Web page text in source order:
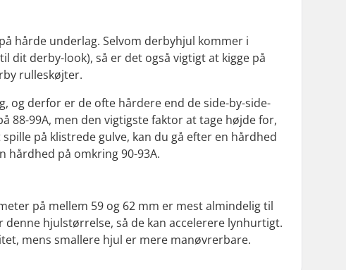
hårde underlag. Selvom derbyhjul kommer i
dit derby-look), så er det også vigtigt at kigge på
rulleskøjter.
og derfor er de ofte hårdere end de side-by-side-
88-99A, men den vigtigste faktor at tage højde for,
på klistrede gulve, kan du gå efter en hårdhed
hårdhed på omkring 90-93A.
på mellem 59 og 62 mm er mest almindelig til
hjulstørrelse, så de kan accelerere lynhurtigt.
mens smallere hjul er mere manøvrerbare.